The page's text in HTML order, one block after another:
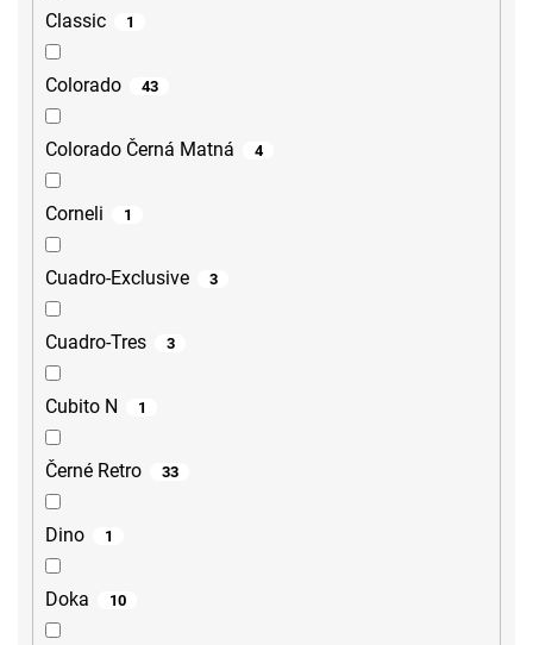
Classic 1
Colorado 43
Colorado Černá Matná 4
Corneli 1
Cuadro-Exclusive 3
Cuadro-Tres 3
Cubito N 1
Černé Retro 33
Dino 1
Doka 10